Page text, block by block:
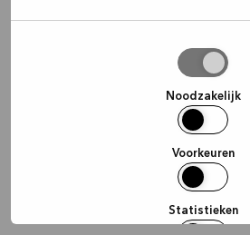
Noodzakelijk
Voorkeuren
Statistieken